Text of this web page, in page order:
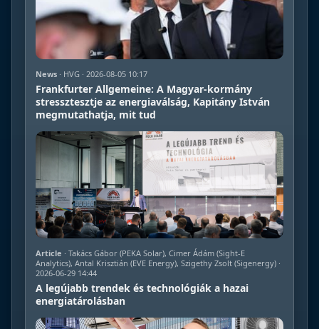
News · HVG · 2026-08-05 10:17
Frankfurter Allgemeine: A Magyar-kormány
stressztesztje az energiaválság, Kapitány István
megmutathatja, mit tud
Article · Takács Gábor (PEKA Solar), Cimer Ádám (Sight-E
Analytics), Antal Krisztián (EVE Energy), Szigethy Zsolt (Sigenergy) ·
2026-06-29 14:44
A legújabb trendek és technológiák a hazai
energiatárolásban